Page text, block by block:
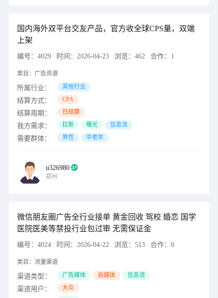
国内海外双平台交友产品，官方收全球CPS量，双端
上架
编号： 4029 时间： 2026-04-23 浏览： 462 合作： 1
类目： 广告资源
所属行业： 其他行业
结算方式： CPA
结算周期： 日结算
我方需求： 拉新 曝光 信息流
需要群体： 男性 中老年
u326980
郑州
微信朋友圈广告全行业接单 黄金回收 驾校 婚恋 国学
医院医美等禁投行业包过审 无需保证金
编号： 4024 时间： 2026-04-22 浏览： 513 合作： 0
类目： 流量渠道
渠道类型： 广告媒体 自媒体 信息流
渠道用户： 大众